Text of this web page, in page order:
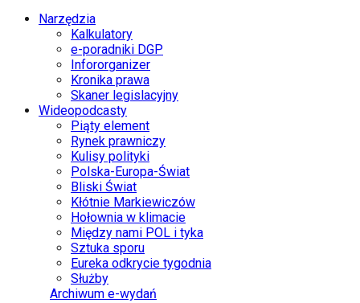
Narzędzia
Kalkulatory
e-poradniki DGP
Infororganizer
Kronika prawa
Skaner legislacyjny
Wideopodcasty
Piąty element
Rynek prawniczy
Kulisy polityki
Polska-Europa-Świat
Bliski Świat
Kłótnie Markiewiczów
Hołownia w klimacie
Między nami POL i tyka
Sztuka sporu
Eureka odkrycie tygodnia
Służby
Archiwum e-wydań